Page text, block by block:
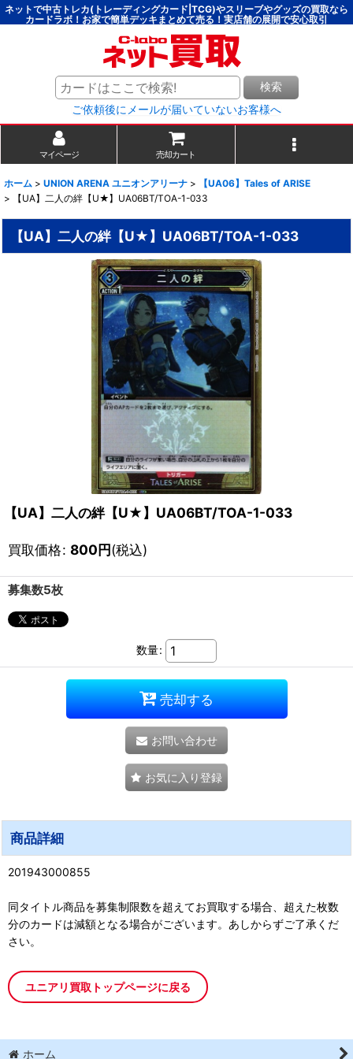
ネットで中古トレカ(トレーディングカード|TCG)やスリーブやグッズの買取なら
カードラボ！お家で簡単デッキまとめて売る！実店舗の展開で安心取引
検索
ご依頼後にメールが届いていないお客様へ
マイページ 売却カート
ホーム > UNION ARENA ユニオンアリーナ >
【UA06】Tales of ARISE
>
【UA】二人の絆【U★】UA06BT/TOA-1-033
【UA】二人の絆【U★】UA06BT/TOA-1-033
【UA】二人の絆【U★】UA06BT/TOA-1-033
買取価格: 800円(税込)
募集数5枚
数量:
売却する
お問い合わせ
お気に入り登録
商品詳細
201943000855
同タイトル商品を募集制限数を超えてお買取する場合、超えた枚数
分のカードは減額となる場合がございます。あしからずご了承くだ
さい。
ユニアリ買取トップページに戻る
ホーム